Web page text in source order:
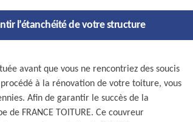
l’étanchéité de votre structure
avant que vous ne rencontriez des soucis
à la rénovation de votre toiture, vous
Afin de garantir le succès de la
FRANCE TOITURE. Ce couvreur